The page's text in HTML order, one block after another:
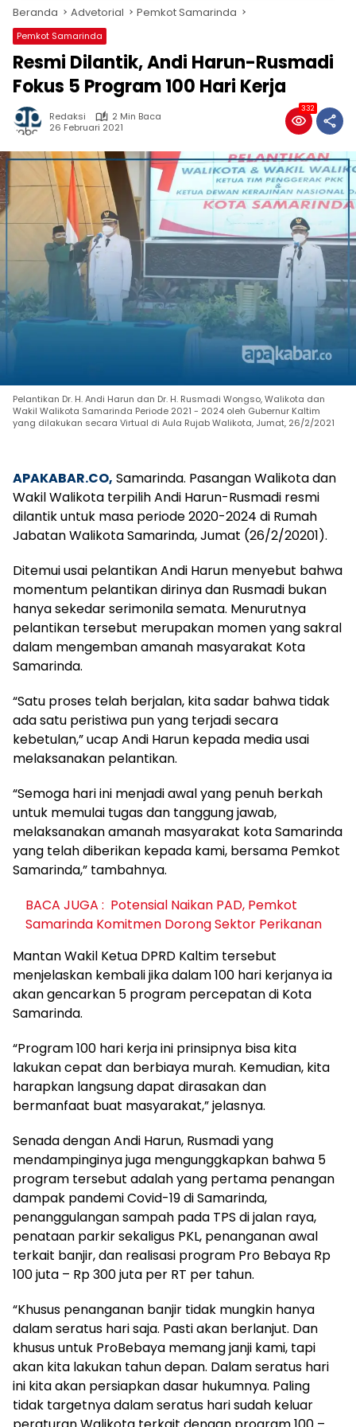
Beranda Advetorial Pemkot Samarinda
Pemkot Samarinda
Resmi Dilantik, Andi Harun-Rusmadi
Fokus 5 Program 100 Hari Kerja
Redaksi
2 Min Baca
26 Februari 2021
332
Pelantikan Dr. H. Andi Harun dan Dr. H. Rusmadi Wongso, Walikota dan
Wakil Walikota Samarinda Periode 2021 - 2024 oleh Gubernur Kaltim
yang dilakukan secara Virtual di Aula Rujab Walikota, Jumat, 26/2/2021
APAKABAR.CO, Samarinda. Pasangan Walikota dan
Wakil Walikota terpilih Andi Harun-Rusmadi resmi
dilantik untuk masa periode 2020-2024 di Rumah
Jabatan Walikota Samarinda, Jumat (26/2/20201).
Ditemui usai pelantikan Andi Harun menyebut bahwa
momentum pelantikan dirinya dan Rusmadi bukan
hanya sekedar serimonila semata. Menurutnya
pelantikan tersebut merupakan momen yang sakral
dalam mengemban amanah masyarakat Kota
Samarinda.
“Satu proses telah berjalan, kita sadar bahwa tidak
ada satu peristiwa pun yang terjadi secara
kebetulan,” ucap Andi Harun kepada media usai
melaksanakan pelantikan.
“Semoga hari ini menjadi awal yang penuh berkah
untuk memulai tugas dan tanggung jawab,
melaksanakan amanah masyarakat kota Samarinda
yang telah diberikan kepada kami, bersama Pemkot
Samarinda,” tambahnya.
BACA JUGA : Potensial Naikan PAD, Pemkot
Samarinda Komitmen Dorong Sektor Perikanan
Mantan Wakil Ketua DPRD Kaltim tersebut
menjelaskan kembali jika dalam 100 hari kerjanya ia
akan gencarkan 5 program percepatan di Kota
Samarinda.
“Program 100 hari kerja ini prinsipnya bisa kita
lakukan cepat dan berbiaya murah. Kemudian, kita
harapkan langsung dapat dirasakan dan
bermanfaat buat masyarakat,” jelasnya.
Senada dengan Andi Harun, Rusmadi yang
mendampinginya juga mengunggkapkan bahwa 5
program tersebut adalah yang pertama penangan
dampak pandemi Covid-19 di Samarinda,
penanggulangan sampah pada TPS di jalan raya,
penataan parkir sekaligus PKL, penanganan awal
terkait banjir, dan realisasi program Pro Bebaya Rp
100 juta – Rp 300 juta per RT per tahun.
“Khusus penanganan banjir tidak mungkin hanya
dalam seratus hari saja. Pasti akan berlanjut. Dan
khusus untuk ProBebaya memang janji kami, tapi
akan kita lakukan tahun depan. Dalam seratus hari
ini kita akan persiapkan dasar hukumnya. Paling
tidak targetnya dalam seratus hari sudah keluar